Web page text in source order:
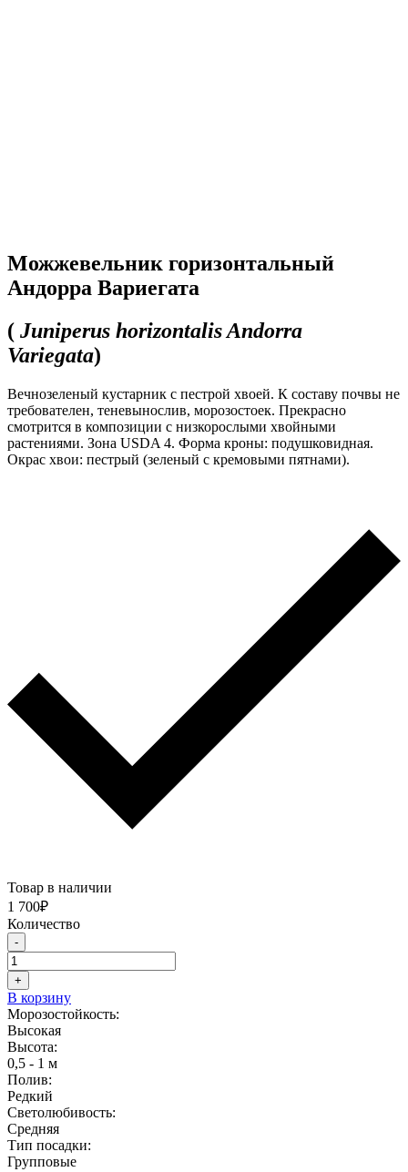
Можжевельник горизонтальный
Андорра Вариегата
( Juniperus horizontalis Andorra
Variegata)
Вечнозеленый кустарник с пестрой хвоей. К составу почвы не
требователен, теневынослив, морозостоек. Прекрасно
смотрится в композиции с низкорослыми хвойными
растениями. Зона USDA 4. Форма кроны: подушковидная.
Окрас хвои: пестрый (зеленый с кремовыми пятнами).
Товар в наличии
1 700₽
Количество
-
Количество
Можжевельник
горизонтальный
Андорра
Вариегата
+
В корзину
Морозостойкость:
Высокая
Высота:
0,5 - 1 м
Полив:
Редкий
Светолюбивость:
Средняя
Тип посадки:
Групповые